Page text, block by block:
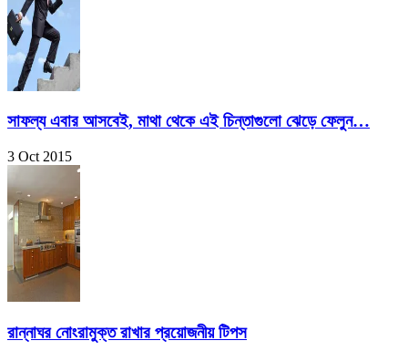
সাফল্য এবার আসবেই, মাথা থেকে এই চিন্তাগুলো ঝেড়ে ফেলুন…
3 Oct 2015
রান্নাঘর নোংরামুক্ত রাখার প্রয়োজনীয় টিপস